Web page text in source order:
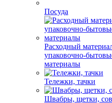
Постельные
принадлежности
Посуда
Расходный материал,
упаковочно-бытовые
материалы